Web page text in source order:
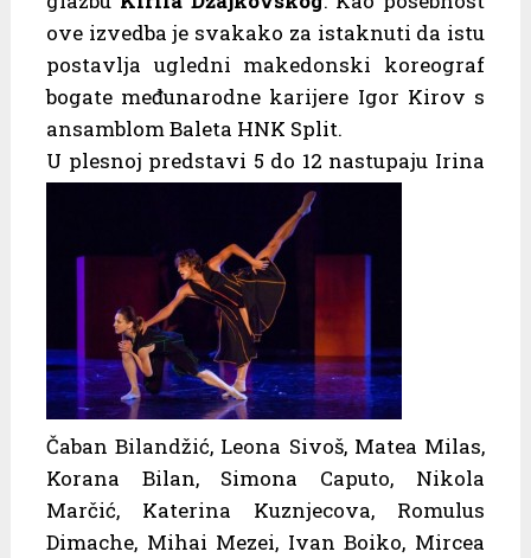
ove izvedba je svakako za istaknuti da istu
postavlja ugledni makedonski koreograf
bogate međunarodne karijere Igor Kirov s
ansamblom Baleta HNK Split.
U plesnoj predstavi 5 do 12 nastupaju Irina
Čaban Bilandžić, Leona Sivoš, Matea Milas,
Korana Bilan, Simona Caputo, Nikola
Marčić, Katerina Kuznjecova, Romulus
Dimache, Mihai Mezei, Ivan Boiko, Mircea